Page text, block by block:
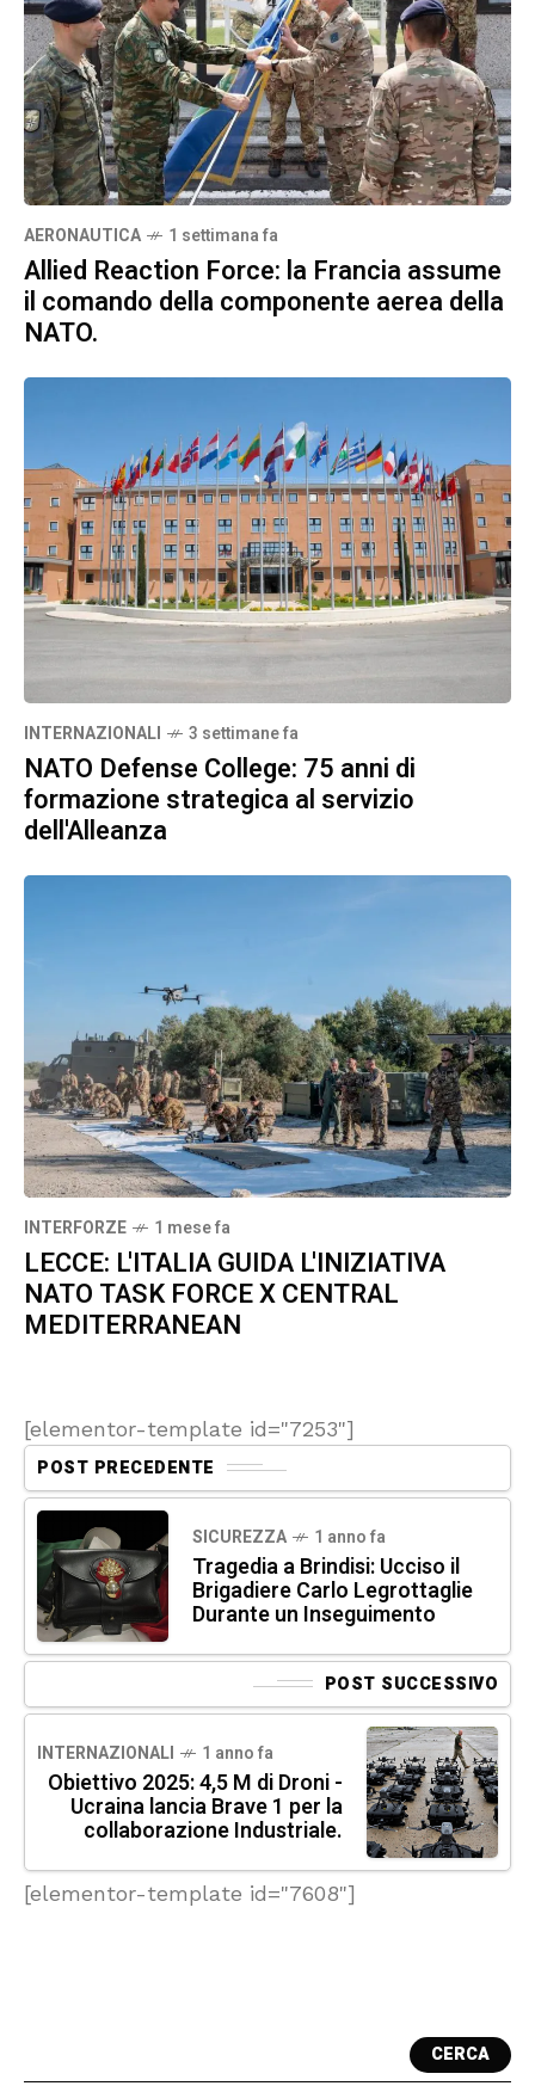
AERONAUTICA 1 settimana fa
Allied Reaction Force: la Francia assume
il comando della componente aerea della
NATO.
INTERNAZIONALI 3 settimane fa
NATO Defense College: 75 anni di
formazione strategica al servizio
dell'Alleanza
INTERFORZE 1 mese fa
LECCE: L'ITALIA GUIDA L'INIZIATIVA
NATO TASK FORCE X CENTRAL
MEDITERRANEAN
[elementor-template id="7253"]
POST PRECEDENTE
SICUREZZA 1 anno fa
Tragedia a Brindisi: Ucciso il
Brigadiere Carlo Legrottaglie
Durante un Inseguimento
POST SUCCESSIVO
INTERNAZIONALI 1 anno fa
Obiettivo 2025: 4,5 M di Droni -
Ucraina lancia Brave 1 per la
collaborazione Industriale.
[elementor-template id="7608"]
CERCA